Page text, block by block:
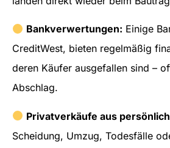
Bankverwertungen: Einige
CreditWest, bieten regelmäßig
deren Käufer ausgefallen sind –
Abschlag.
Privatverkäufe aus
Scheidung, Umzug, Todesfälle